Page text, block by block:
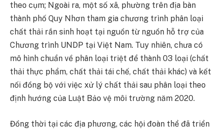
theo cụm; Ngoài ra, một số xã, phường trên địa bàn
thành phố Quy Nhơn tham gia chương trình phân loại
chất thải rắn sinh hoạt tại nguồn từ nguồn hỗ trợ của
Chương trình UNDP tại Việt Nam. Tuy nhiên, chưa có
mô hình chuẩn về phân loại triệt để thành 03 loại (chất
thải thực phẩm, chất thải tái chế, chất thải khác) và kết
nối đồng bộ với việc xử lý chất thải sau phân loại theo
định hướng của Luật Bảo vệ môi trường năm 2020.
Đồng thời tại các địa phương, các hội đoàn thể đã triển